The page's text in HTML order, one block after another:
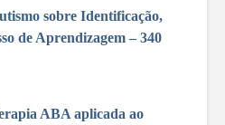
sobre Identificação,
de Aprendizagem – 340
ABA aplicada ao